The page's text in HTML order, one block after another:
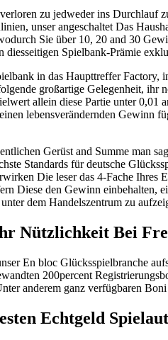
zu jedweder ins Durchlauf
unser angeschaltet Das
Sie über 10, 20 and 30
diesseitigen Spielbank-Prämie
in das Haupttreffer
großartige Gelegenheit, ihr
allein diese Partie unter 0,01
lebensverändernden Gewinn
Gerüst and Summe man
Standards für deutsche
Die leser das 4-Fache Ihres
Diese den Gewinn einbehalten,
dem Handelszentrum zu
Nützlichkeit Bei
En bloc Glücksspielbranche
200percent
anderem ganz verfügbaren
Echtgeld